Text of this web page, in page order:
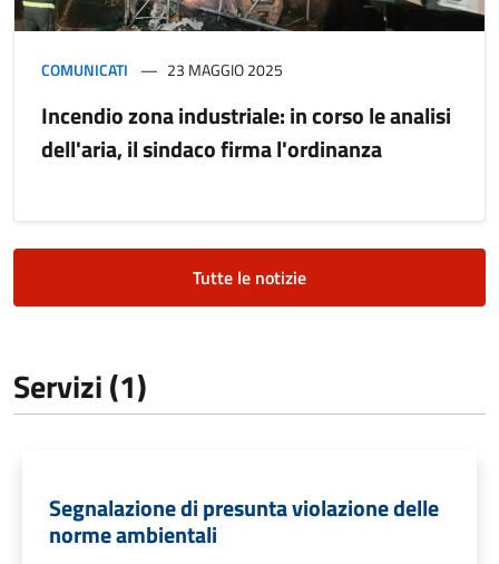
COMUNICATI 23 MAGGIO 2025
Incendio zona industriale: in corso le analisi
dell'aria, il sindaco firma l'ordinanza
Tutte le notizie
Servizi (1)
Segnalazione di presunta violazione delle
norme ambientali